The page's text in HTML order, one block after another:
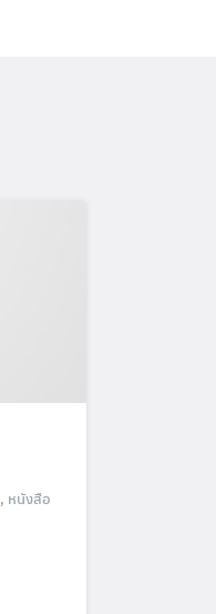
, หนังสือ